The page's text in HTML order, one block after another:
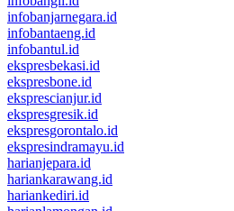
infobanjarnegara.id
infobantaeng.id
infobantul.id
ekspresbekasi.id
ekspresbone.id
eksprescianjur.id
ekspresgresik.id
ekspresgorontalo.id
ekspresindramayu.id
harianjepara.id
hariankarawang.id
hariankediri.id